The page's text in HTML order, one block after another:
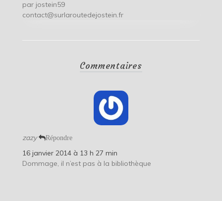
par jostein59
contact@surlaroutedejostein.fr
Commentaires
zazy Répondre
16 janvier 2014 à 13 h 27 min
Dommage, il n’est pas à la bibliothèque